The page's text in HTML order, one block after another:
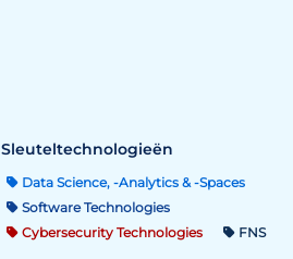
Sleuteltechnologieën
Data Science, -Analytics & -Spaces
Software Technologies
Cybersecurity Technologies
FNS